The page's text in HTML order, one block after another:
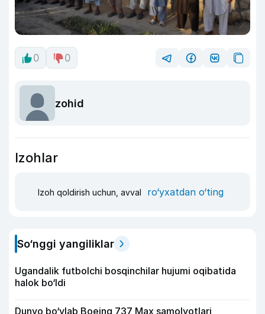
0 0
zohid
Izohlar
Izoh qoldirish uchun, avval ro‘yxatdan o‘ting
So‘nggi yangiliklar
Ugandalik futbolchi bosqinchilar hujumi oqibatida
halok bo‘ldi
Dunyo bo‘ylab Boeing 737 Max samolyotlari